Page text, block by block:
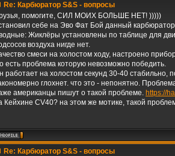
Re: Карбюратор S&S - вопросы
помогите, СИЛ МОИХ БОЛЬШЕ НЕТ! )))))
себе на Эво Фат Бой данный
Жиклёры установлены по таблице для
воздуха нигде нет.
смеси на холостом ходу, настроено
есть проблема которую невозможно победить.
работает на холостом секунд 30-40 стабильно,
глохнет. что это - непонятно.
американцы пишут о такой проблеме. https://
Кейхине CV40? на этом же мотике, такой
Re: Карбюратор S&S - вопросы